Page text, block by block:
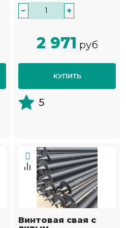
− +
2 971 руб
КУПИТЬ
5
Винтовая свая с